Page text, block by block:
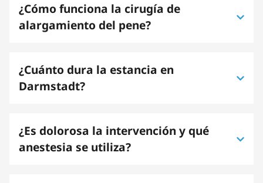
¿Cómo funciona la cirugía de
alargamiento del pene?
¿Cuánto dura la estancia en
Darmstadt?
¿Es dolorosa la intervención y qué
anestesia se utiliza?